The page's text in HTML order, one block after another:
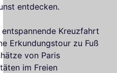
entdecken.
Kreuzfahrt
Erkundungstour zu Fuß
von Paris
im Freien